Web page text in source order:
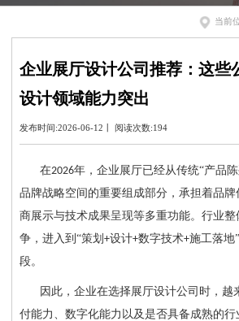
当前
企业展厅设计公司推荐：这些
设计领域能力突出
发布时间:2026-06-12丨 阅读次数:194
在2026年，企业展厅已经从传统“产品
品牌战略空间的重要组成部分，承担着品
商展示与技术成果呈现等多重功能。行业
争，进入到“策划 +设计+数字技术+施工落地
段。
因此，企业在选择展厅设计公司时，越
付能力、数字化能力以及是否具备成熟的